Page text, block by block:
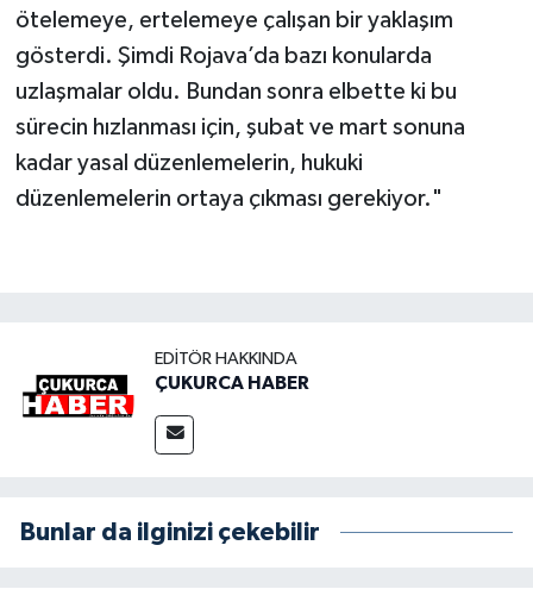
ötelemeye, ertelemeye çalışan bir yaklaşım
gösterdi. Şimdi Rojava’da bazı konularda
uzlaşmalar oldu. Bundan sonra elbette ki bu
sürecin hızlanması için, şubat ve mart sonuna
kadar yasal düzenlemelerin, hukuki
düzenlemelerin ortaya çıkması gerekiyor."
EDITÖR HAKKINDA
ÇUKURCA HABER
Bunlar da ilginizi çekebilir